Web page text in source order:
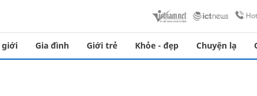
giới Gia đình Giới trẻ Khỏe - đẹp Chuyện lạ